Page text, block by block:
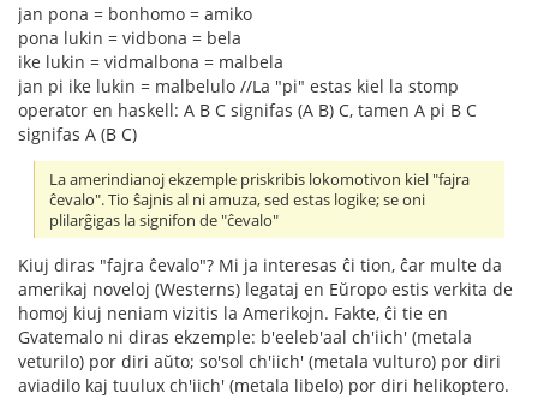
jan pona = bonhomo = amiko
pona lukin = vidbona = bela
ike lukin = vidmalbona = malbela
jan pi ike lukin = malbelulo //La "pi" estas kiel la stomp
operator en haskell: A B C signifas (A B) C, tamen A pi B C
signifas A (B C)
La amerindianoj ekzemple priskribis lokomotivon kiel "fajra
ĉevalo". Tio ŝajnis al ni amuza, sed estas logike; se oni
plilarĝigas la signifon de "ĉevalo"
Kiuj diras "fajra ĉevalo"? Mi ja interesas ĉi tion, ĉar multe da
amerikaj noveloj (Westerns) legataj en Eŭropo estis verkita de
homoj kiuj neniam vizitis la Amerikojn. Fakte, ĉi tie en
Gvatemalo ni diras ekzemple: b'eeleb'aal ch'iich' (metala
veturilo) por diri aŭto; so'sol ch'iich' (metala vulturo) por diri
aviadilo kaj tuulux ch'iich' (metala libelo) por diri helikoptero.